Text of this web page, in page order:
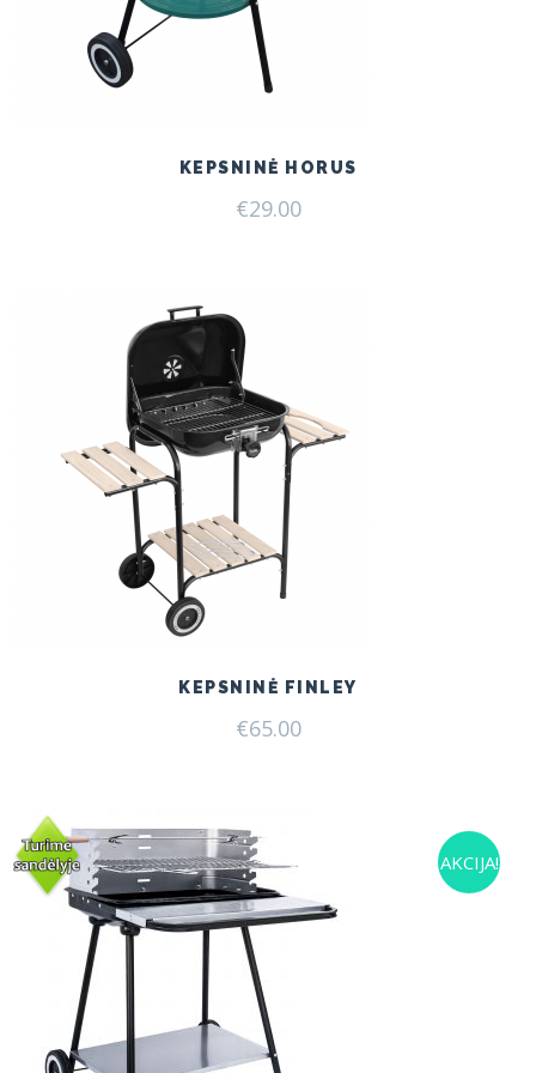
KEPSNINĖ HORUS
€29.00
KEPSNINĖ FINLEY
€65.00
AKCIJA!